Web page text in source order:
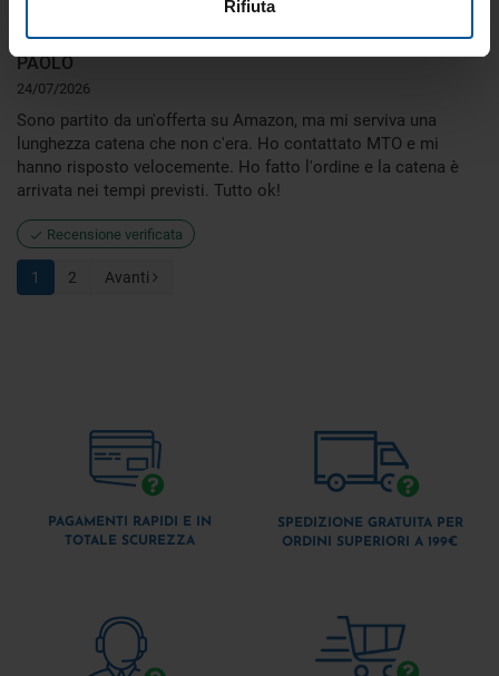
Rifiuta
PAOLO
24/07/2026
Sono partito da un'offerta su Amazon, ma mi serviva una
lunghezza catena che non c'era. Ho contattato MTO e mi
hanno risposto velocemente. Ho fatto l'ordine e la catena è
arrivata nei tempi previsti. Tutto ok!
Recensione verificata
1 2 Avanti
PAGAMENTI RAPIDI E IN
TOTALE SCUREZZA
SPEDIZIONE GRATUITA PER
ORDINI SUPERIORI A 199€